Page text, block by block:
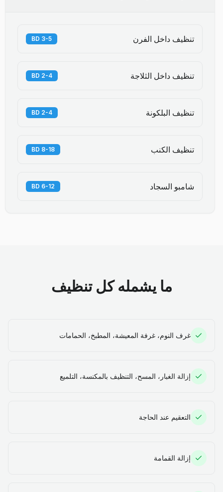
تنظيف داخل الفرن 3-5 BD
تنظيف داخل الثلاجة 2-4 BD
تنظيف البلكونة 2-4 BD
تنظيف الكنب 8-18 BD
شامبو السجاد 6-12 BD
ما يشمله كل تنظيف
غرف النوم، غرفة المعيشة، المطبخ، الحمامات
إزالة الغبار، المسح، التنظيف بالمكنسة، التلميع
التعقيم عند الحاجة
إزالة القمامة